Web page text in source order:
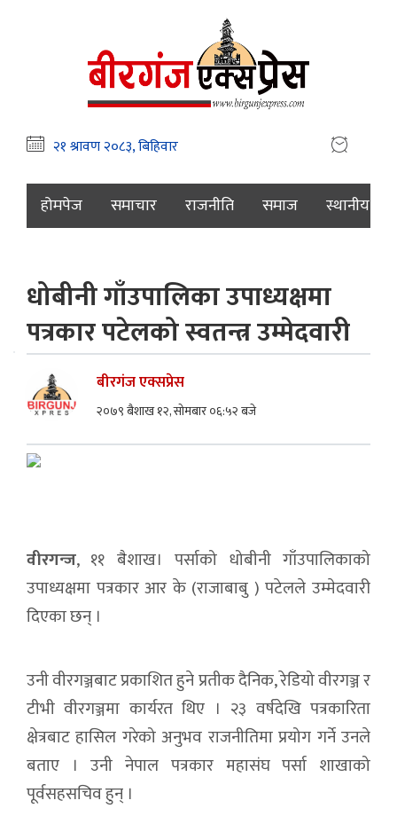
होमपेज समाचार राजनीति समाज स्थानीय
धोबीनी गाँउपालिका उपाध्यक्षमा
पत्रकार पटेलको स्वतन्त्र उम्मेदवारी
बीरगंज एक्सप्रेस
२०७९ बैशाख १२, सोमबार ०६:५२ बजे
वीरगन्ज, ११ बैशाख। पर्साको धोबीनी गाँउपालिकाको
उपाध्यक्षमा पत्रकार आर के (राजाबाबु ) पटेलले उम्मेदवारी
दिएका छन् ।
उनी वीरगञ्जबाट प्रकाशित हुने प्रतीक दैनिक, रेडियो वीरगञ्ज र
टीभी वीरगञ्जमा कार्यरत थिए । २३ वर्षदेखि पत्रकारिता
क्षेत्रबाट हासिल गरेको अनुभव राजनीतिमा प्रयोग गर्ने उनले
बताए । उनी नेपाल पत्रकार महासंघ पर्सा शाखाको
पूर्वसहसचिव हुन् ।